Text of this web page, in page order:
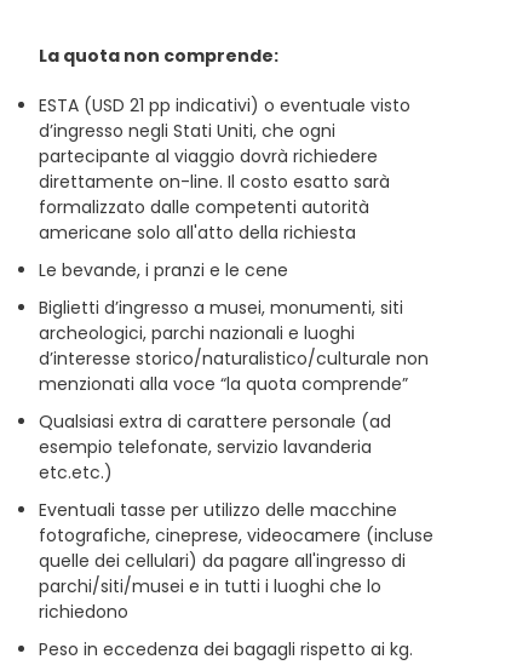
La quota non comprende:
ESTA (USD 21 pp indicativi) o eventuale visto
d’ingresso negli Stati Uniti, che ogni
partecipante al viaggio dovrà richiedere
direttamente on-line. Il costo esatto sarà
formalizzato dalle competenti autorità
americane solo all'atto della richiesta
Le bevande, i pranzi e le cene
Biglietti d’ingresso a musei, monumenti, siti
archeologici, parchi nazionali e luoghi
d’interesse storico/naturalistico/culturale non
menzionati alla voce “la quota comprende”
Qualsiasi extra di carattere personale (ad
esempio telefonate, servizio lavanderia
etc.etc.)
Eventuali tasse per utilizzo delle macchine
fotografiche, cineprese, videocamere (incluse
quelle dei cellulari) da pagare all'ingresso di
parchi/siti/musei e in tutti i luoghi che lo
richiedono
Peso in eccedenza dei bagagli rispetto ai kg.